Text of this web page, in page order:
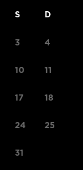
S D
3 4
10 11
17 18
24 25
31